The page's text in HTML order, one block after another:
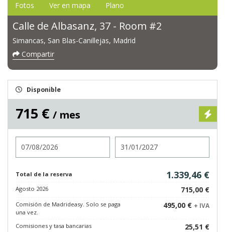
Fotos Ver en mapa Plano
Calle de Albasanz, 37 - Room #2
Simancas, San Blas-Canillejas, Madrid
Compartir
Disponible
715 € / mes
Total de la reserva 1.339,46 €
Agosto 2026 715,00 €
Comisión de Madrideasy. Solo se paga
una vez.
495,00 € + IVA
Comisiones y tasa bancarias
25,51 €